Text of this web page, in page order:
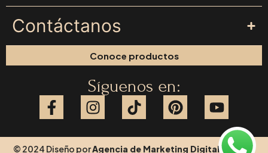
Contáctanos
Conoce productos
Síguenos en:
© 2024 Diseño porAgencia de Marketing Digitaly Hecho